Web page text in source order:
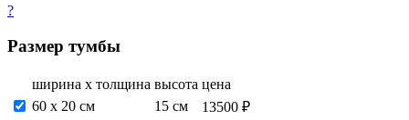
?
Размер тумбы
ширина х толщина высота цена
60 х 20 см
15 см
13500 ₽